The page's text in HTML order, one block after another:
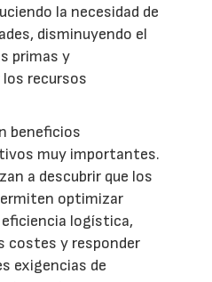
la necesidad de
disminuyendo el
primas y
recursos
beneficios
muy importantes.
a descubrir que los
optimizar
logística,
costes y responder
exigencias de